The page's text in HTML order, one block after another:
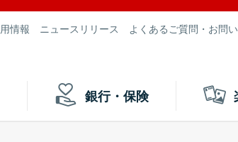
情報 ニュースリリース よくあるご質問・お問
銀行・保険